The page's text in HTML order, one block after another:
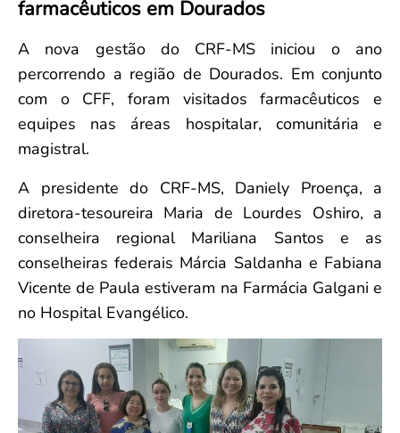
Convenção Coletiva 2025/2026 – Piso salarial Farmácias e Drogaria
Calendário Eleitoral
Candidatos
Dúvidas Frequentes
Eleições Anteriores
farmacêuticos em Dourados
A nova gestão do CRF-MS iniciou o ano
percorrendo a região de Dourados. Em conjunto
com o CFF, foram visitados farmacêuticos e
equipes nas áreas hospitalar, comunitária e
magistral.
A presidente do CRF-MS, Daniely Proença, a
diretora-tesoureira Maria de Lourdes Oshiro, a
conselheira regional Mariliana Santos e as
conselheiras federais Márcia Saldanha e Fabiana
Vicente de Paula estiveram na Farmácia Galgani e
no Hospital Evangélico.